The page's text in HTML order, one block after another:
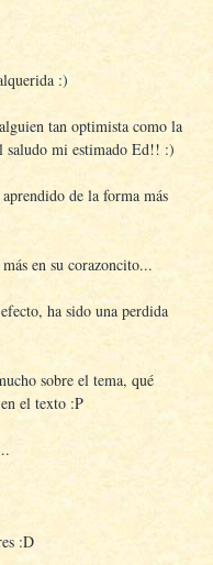
:)
tan optimista como la
saludo mi estimado Ed!! :)
de la forma más
en su corazoncito...
ha sido una perdida
sobre el tema, qué
el texto :P
:D